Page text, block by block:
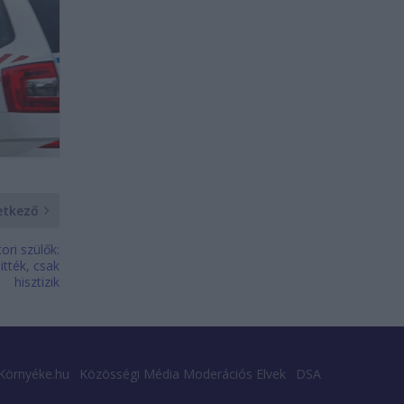
szülők:
csak
hisztizik
Közösségi Média Moderációs Elvek DSA